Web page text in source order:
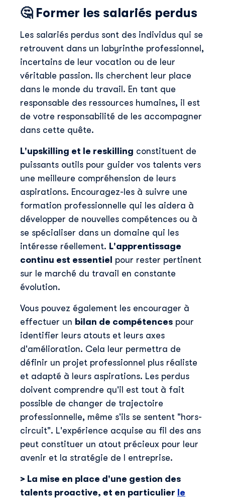
🤔 Former les salariés perdus
Les salariés perdus sont des individus qui se
retrouvent dans un labyrinthe professionnel,
incertains de leur vocation ou de leur
véritable passion. Ils cherchent leur place
dans le monde du travail. En tant que
responsable des ressources humaines, il est
de votre responsabilité de les accompagner
dans cette quête.
L'upskilling et le reskilling constituent de
puissants outils pour guider vos talents vers
une meilleure compréhension de leurs
aspirations. Encouragez-les à suivre une
formation professionnelle qui les aidera à
développer de nouvelles compétences ou à
se spécialiser dans un domaine qui les
intéresse réellement. L'apprentissage
continu est essentiel pour rester pertinent
sur le marché du travail en constante
évolution.
Vous pouvez également les encourager à
effectuer un bilan de compétences pour
identifier leurs atouts et leurs axes
d'amélioration. Cela leur permettra de
définir un projet professionnel plus réaliste
et adapté à leurs aspirations. Les perdus
doivent comprendre qu'il est tout à fait
possible de changer de trajectoire
professionnelle, même s'ils se sentent "hors-
circuit". L'expérience acquise au fil des ans
peut constituer un atout précieux pour leur
avenir et la stratégie de l entreprise.
> La mise en place d'une gestion des
talents proactive, et en particulier le